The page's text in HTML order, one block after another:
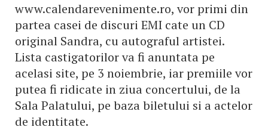
www.calendarevenimente.ro, vor primi din
partea casei de discuri EMI cate un CD
original Sandra, cu autograful artistei.
Lista castigatorilor va fi anuntata pe
acelasi site, pe 3 noiembrie, iar premiile vor
putea fi ridicate in ziua concertului, de la
Sala Palatului, pe baza biletului si a actelor
de identitate.